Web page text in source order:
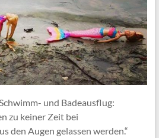
und Badeausflug:
zu keiner Zeit bei
den Augen gelassen werden.“